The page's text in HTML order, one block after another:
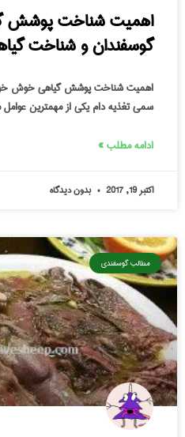
اهمیت شناخت پوشش
گوسفندان و شناخت
اهمیت شناخت پوشش گیاهی خوش
سمی تغذیه دام یکی از مهمترین عوامل
ادامه مطلب »
اکتبر 19, 2017 بدون دیدگاه
مطالب گوسفندی